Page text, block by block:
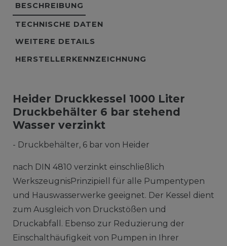
BESCHREIBUNG
TECHNISCHE DATEN
WEITERE DETAILS
HERSTELLERKENNZEICHNUNG
Heider Druckkessel 1000 Liter
Druckbehälter 6 bar stehend
Wasser verzinkt
- Druckbehälter, 6 bar von Heider
nach DIN 4810 verzinkt einschließlich
WerkszeugnisPrinzipiell für alle Pumpentypen
und Hauswasserwerke geeignet. Der Kessel dient
zum Ausgleich von Druckstößen und
Druckabfall. Ebenso zur Reduzierung der
Einschalthäufigkeit von Pumpen in Ihrer